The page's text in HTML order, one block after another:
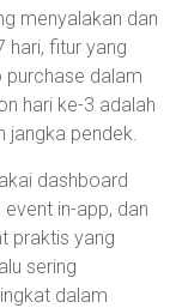
menyalakan dan
hari, fitur yang
purchase dalam
hari ke-3 adalah
jangka pendek.
dashboard
in-app, dan
praktis yang
sering
dalam